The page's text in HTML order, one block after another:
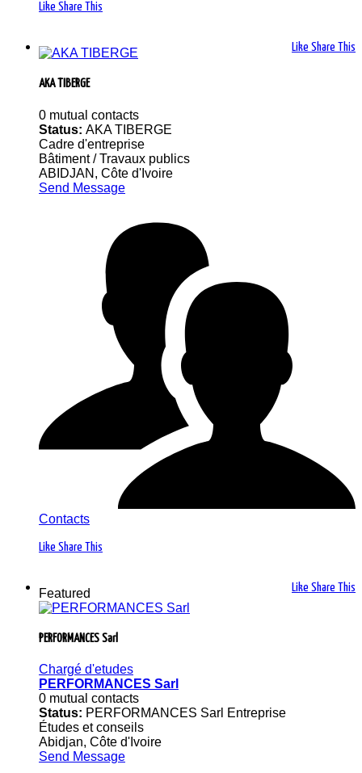
Like Share This
Like Share This
AKA TIBERGE
0 mutual contacts
Status: AKA TIBERGE
Cadre d'entreprise
Bâtiment / Travaux publics
ABIDJAN, Côte d'Ivoire
Send Message
Contacts
Like Share This
Like Share This
Featured
PERFORMANCES Sarl
Chargé d'etudes
PERFORMANCES Sarl
0 mutual contacts
Status: PERFORMANCES Sarl Entreprise
Études et conseils
Abidjan, Côte d'Ivoire
Send Message